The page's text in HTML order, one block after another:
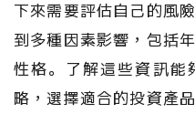
下來需要評估自己的風
到多種因素影響，包括
性格。了解這些資訊能
略，選擇適合的投資產